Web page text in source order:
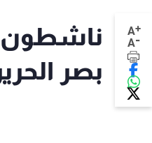
A+
A-
ناشطون
بصر